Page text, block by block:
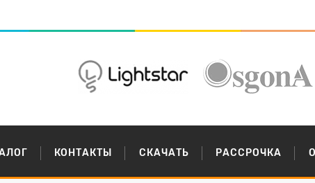
КОНТАКТЫ СКАЧАТЬ РАССРОЧКА